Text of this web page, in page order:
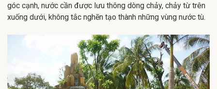
góc cạnh, nước cần được lưu thông dòng chảy, chảy từ trên
xuống dưới, không tắc nghẽn tạo thành những vùng nước tù.